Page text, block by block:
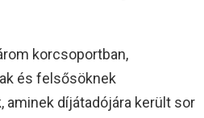
korcsoportban,
és felsősöknek
aminek díjátadójára került sor